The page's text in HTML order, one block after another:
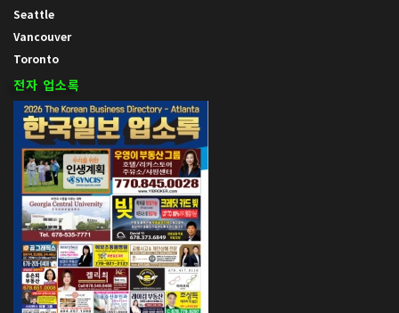
Seattle
Vancouver
Toronto
전자 업소록